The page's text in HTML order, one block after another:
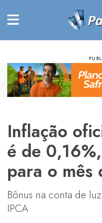
Inflação
é de
para o mês
Bônus na conta de
IPCA